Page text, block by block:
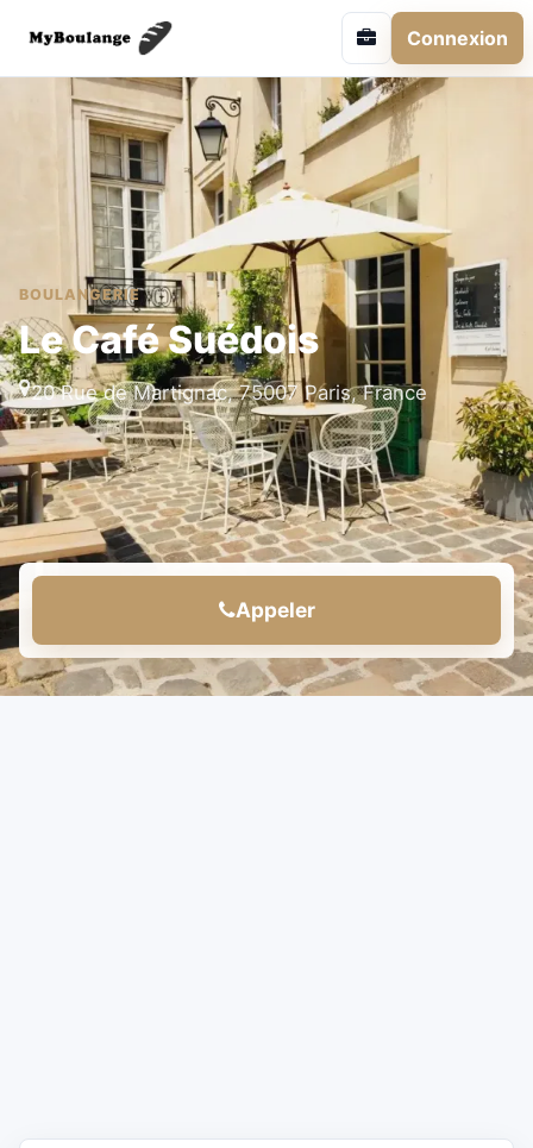
Connexion
BOULANGERIE
Le Café Suédois
20 Rue de Martignac, 75007 Paris, France
Appeler